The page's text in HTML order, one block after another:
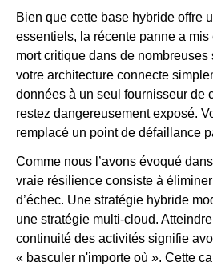
Bien que cette base hybride offre
essentiels, la récente panne a
mort critique dans de
votre architecture connecte
données à un seul fournisseur de
restez dangereusement exposé.
remplacé un point de défaillance
Comme nous l’avons évoqué
vraie résilience consiste à
d’échec. Une stratégie hybride
une stratégie multi-cloud.
continuité des activités signifie
« basculer n'importe où ». Cette